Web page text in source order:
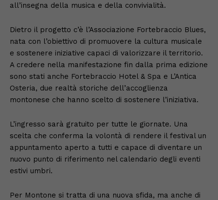
all’insegna della musica e della convivialità.
Dietro il progetto c’è l’Associazione Fortebraccio Blues,
nata con l’obiettivo di promuovere la cultura musicale
e sostenere iniziative capaci di valorizzare il territorio.
A credere nella manifestazione fin dalla prima edizione
sono stati anche Fortebraccio Hotel & Spa e L’Antica
Osteria, due realtà storiche dell’accoglienza
montonese che hanno scelto di sostenere l’iniziativa.
L’ingresso sarà gratuito per tutte le giornate. Una
scelta che conferma la volontà di rendere il festival un
appuntamento aperto a tutti e capace di diventare un
nuovo punto di riferimento nel calendario degli eventi
estivi umbri.
Per Montone si tratta di una nuova sfida, ma anche di